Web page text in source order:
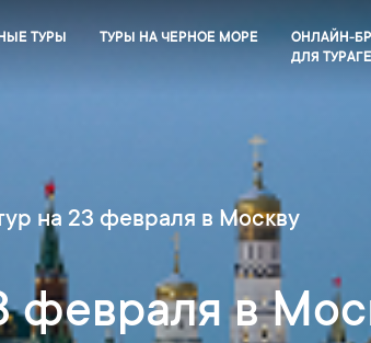
ТУРЫ ТУРЫ НА ЧЕРНОЕ МОРЕ
ОНЛАЙН-
ДЛЯ
на 23 февраля в Москву
февраля в